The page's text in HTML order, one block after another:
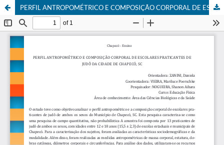
PERFIL ANTROPOMÉTRICO E COMPOSIÇÃO CORPORAL DE ESCOLARES PRATICANTES DE JUDÔ DA CIDADE DE CHAPECÓ, SC